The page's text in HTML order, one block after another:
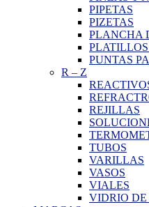
PIPETAS
PIZETAS
PLANCHA
PUNTAS
R – Z
REJILLAS
TUBOS
VARILLAS
VASOS
VIALES
VIDRIO DE